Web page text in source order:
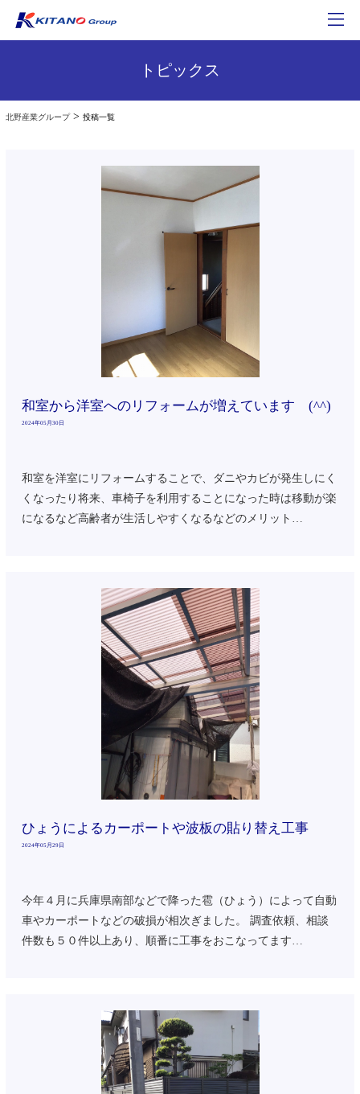
トピックス
北野産業グループ> 投稿一覧
和室から洋室へのリフォームが増えています (^^)
2024年05月30日
和室を洋室にリフォームすることで、ダニやカビが発生しにく
くなったり将来、車椅子を利用することになった時は移動が楽
になるなど高齢者が生活しやすくなるなどのメリット…
ひょうによるカーポートや波板の貼り替え工事
2024年05月29日
今年４月に兵庫県南部などで降った雹（ひょう）によって自動
車やカーポートなどの破損が相次ぎました。 調査依頼、相談
件数も５０件以上あり、順番に工事をおこなってます…